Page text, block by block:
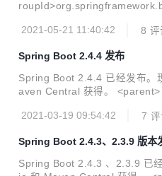
ersion> </parent> 新特性 支持 Java16 支持 Gradle7 增强
的详细新特性说明可以参考 本
推文。 暗黑模式 外观新颖，字
2021-05-21 11:40:42 8 评
Spring Boot 2.4.4 发布
Spring Boot 2.4.4 已经发布。
aven Central 获得。
nt</artifactId>
错误修复，增强功能，文档改
Fixes 使用 ...
2021-03-19 09:54:42 7 评
Spring Boot 2.4.3、2.3.9 版本
Spring Boot 2.4.3 、2.3.9 已